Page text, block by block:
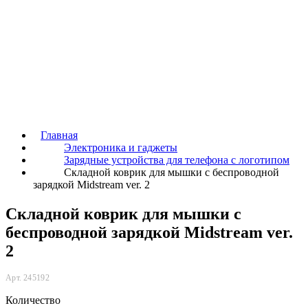
Главная
Электроника и гаджеты
Зарядные устройства для телефона с логотипом
Складной коврик для мышки с беспроводной
зарядкой Midstream ver. 2
Складной коврик для мышки с
беспроводной зарядкой Midstream ver.
2
Арт. 245192
Количество